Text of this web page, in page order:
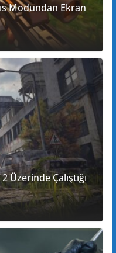
Modundan Ekran
Üzerinde Çalıştığı